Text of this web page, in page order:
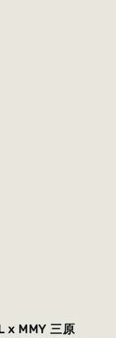
x MMY 三原